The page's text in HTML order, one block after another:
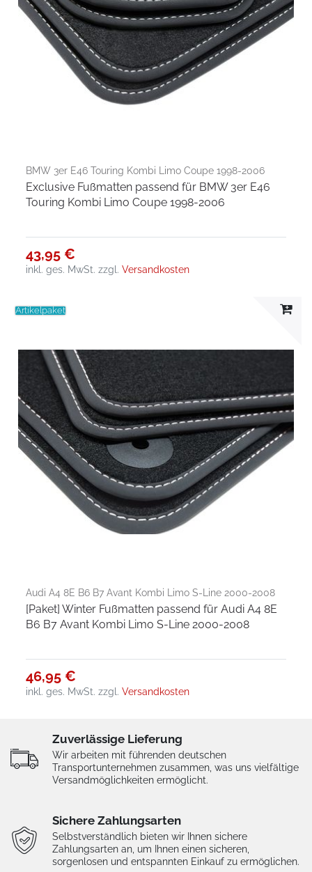
BMW 3er E46 Touring Kombi Limo Coupe 1998-2006
Exclusive Fußmatten passend für BMW 3er E46
Touring Kombi Limo Coupe 1998-2006
43,95 €
inkl. ges. MwSt. zzgl.Versandkosten
Artikelpaket
Audi A4 8E B6 B7 Avant Kombi Limo S-Line 2000-2008
[Paket] Winter Fußmatten passend für Audi A4 8E
B6 B7 Avant Kombi Limo S-Line 2000-2008
46,95 €
inkl. ges. MwSt. zzgl.Versandkosten
Zuverlässige Lieferung
Wir arbeiten mit führenden deutschen
Transportunternehmen zusammen, was uns vielfältige
Versandmöglichkeiten ermöglicht.
Sichere Zahlungsarten
Selbstverständlich bieten wir Ihnen sichere
Zahlungsarten an, um Ihnen einen sicheren,
sorgenlosen und entspannten Einkauf zu ermöglichen.